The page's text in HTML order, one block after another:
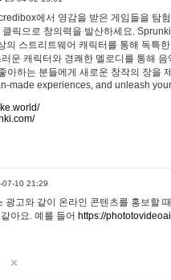
에서 영감을 받은 게임들을 탐
클릭으로 창의력을 발산하세요.
의 스트리트웨어 캐릭터를 통해 독특
운 캐릭터와 경쾌한 멜로디를 통해
아하는 분들에게 새로운 창작의 장
made experiences, and unleash
07-10 21:29
광고와 같이 온라인 콘텐츠를 홍보할
아요. 예를 들어 https://